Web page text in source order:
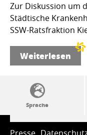
Zur Diskussion um
Städtische
SSW-Ratsfraktion
Weiterlesen
SSW-Politik von A